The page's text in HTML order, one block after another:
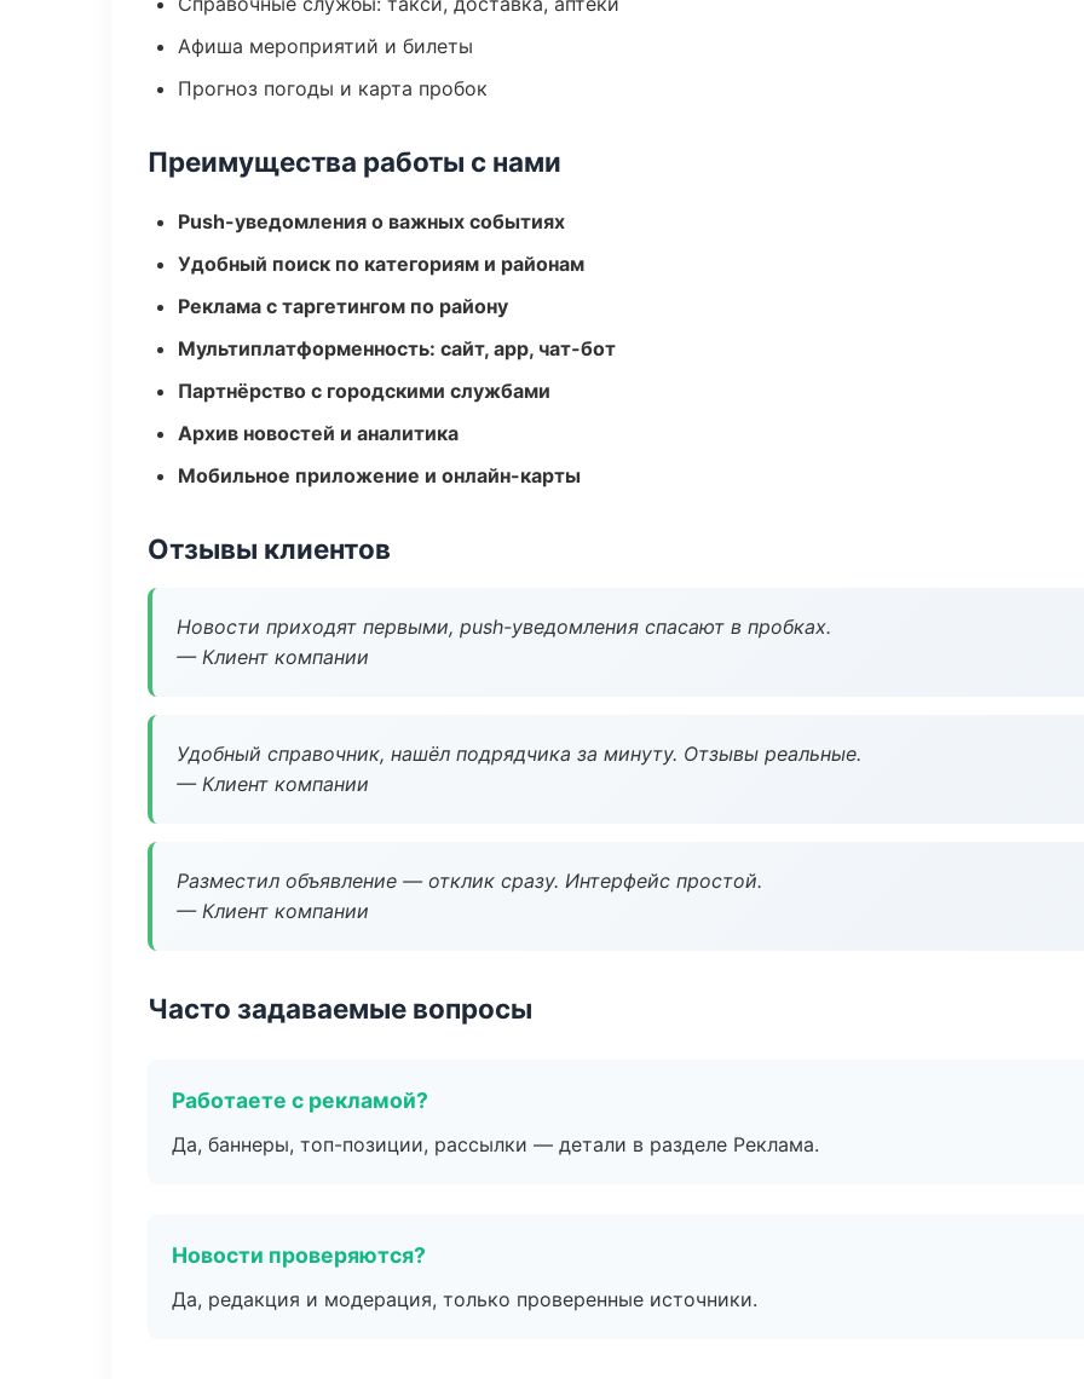
Афиша мероприятий и билеты
Прогноз погоды и карта пробок
Преимущества работы с нами
Push-уведомления о важных событиях
Удобный поиск по категориям и районам
Реклама с таргетингом по району
Мультиплатформенность: сайт, app, чат-бот
Партнёрство с городскими службами
Архив новостей и аналитика
Мобильное приложение и онлайн-карты
Отзывы клиентов
Новости приходят первыми, push-уведомления спасают в пробках.
— Клиент компании
Удобный справочник, нашёл подрядчика за минуту. Отзывы реальные.
— Клиент компании
Разместил объявление — отклик сразу. Интерфейс простой.
— Клиент компании
Часто задаваемые вопросы
Работаете с рекламой?
Да, баннеры, топ-позиции, рассылки — детали в разделе Реклама.
Новости проверяются?
Да, редакция и модерация, только проверенные источники.